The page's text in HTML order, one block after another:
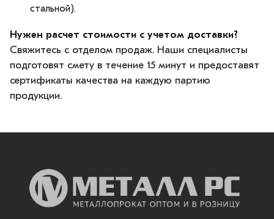
стальной).
Нужен расчет стоимости с учетом доставки?
Свяжитесь с отделом продаж. Наши специалисты
подготовят смету в течение 15 минут и предоставят
сертификаты качества на каждую партию
продукции.